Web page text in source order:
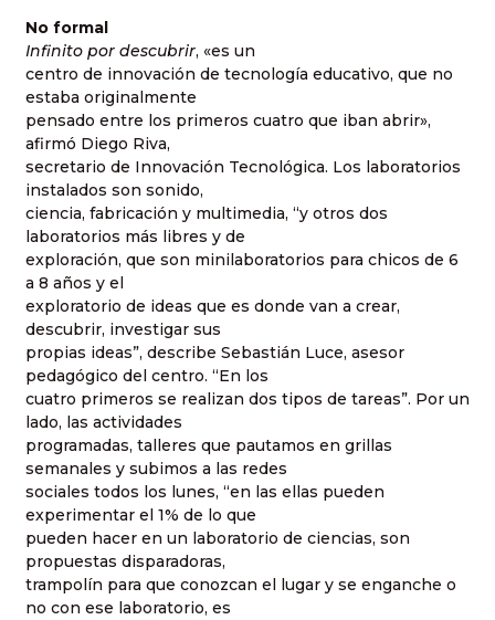
No formal
Infinito por descubrir, «es un
centro de innovación de tecnología educativo, que no
estaba originalmente
pensado entre los primeros cuatro que iban abrir»,
afirmó Diego Riva,
secretario de Innovación Tecnológica. Los laboratorios
instalados son sonido,
ciencia, fabricación y multimedia, “y otros dos
laboratorios más libres y de
exploración, que son minilaboratorios para chicos de 6
a 8 años y el
exploratorio de ideas que es donde van a crear,
descubrir, investigar sus
propias ideas”, describe Sebastián Luce, asesor
pedagógico del centro. “En los
cuatro primeros se realizan dos tipos de tareas”. Por un
lado, las actividades
programadas, talleres que pautamos en grillas
semanales y subimos a las redes
sociales todos los lunes, “en las ellas pueden
experimentar el 1% de lo que
pueden hacer en un laboratorio de ciencias, son
propuestas disparadoras,
trampolín para que conozcan el lugar y se enganche o
no con ese laboratorio, es